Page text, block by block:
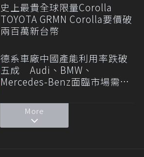
史上最貴全球限量Corolla
TOYOTA GRMN Corolla要價破
兩百萬新台幣
德系車廠中國產能利用率跌破
五成 Audi、BMW、
Mercedes-Benz面臨市場需求
More